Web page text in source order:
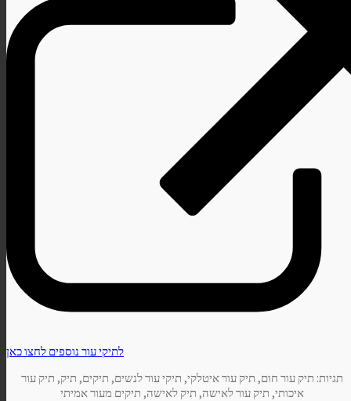
לתיקי עור נוספים לחצו כאן
תגיות: תיק עור חום, תיק עור איטלקי, תיקי עור לנשים, תיקים, תיק, תיק עור
איכותי, תיק עור לאישה, תיק לאישה, תיקים מעור אמיתי